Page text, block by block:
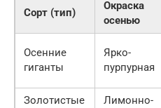
Сорт (тип)
Окраска
осенью
Осенние
гиганты
Ярко-
пурпурная
Золотистые
Лимонно-